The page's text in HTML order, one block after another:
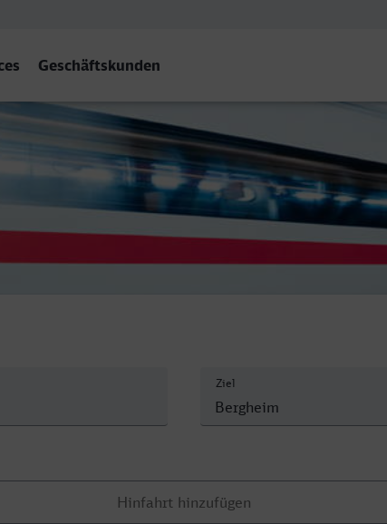
Geschäftskunden
(Erft)
Ziel